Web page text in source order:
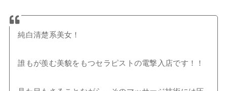
純白清楚系美女！
誰もが羨む美貌をもつセラピストの電撃入店です！！